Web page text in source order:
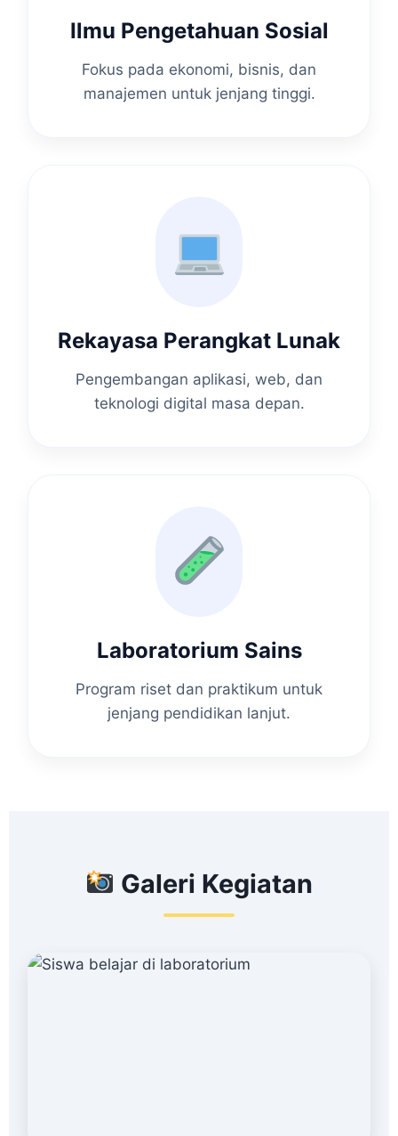
Ilmu Pengetahuan Sosial
Fokus pada ekonomi, bisnis, dan
manajemen untuk jenjang tinggi.
Rekayasa Perangkat Lunak
Pengembangan aplikasi, web, dan
teknologi digital masa depan.
Laboratorium Sains
Program riset dan praktikum untuk
jenjang pendidikan lanjut.
Galeri Kegiatan